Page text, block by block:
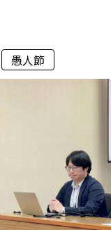
愚人節